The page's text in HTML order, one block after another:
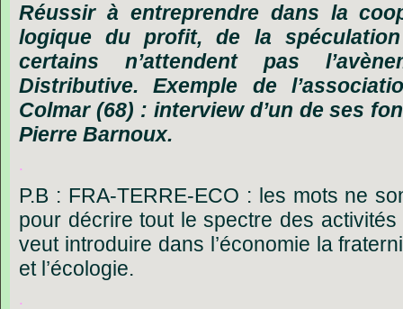
Réussir à entreprendre dans la
logique du profit, de la
spéculation
certains
n’attendent pas
Distributive.
Exemple de
Colmar (68) : interview d’un de ses
Pierre Barnoux.
.
P.B : FRA-TERRE-ECO : les mots ne
pour décrire tout le spectre des
veut introduire dans l’économie la
et l’écologie.
.